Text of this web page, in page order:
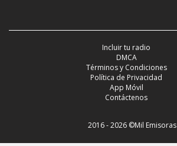
Incluir tu radio
DMCA
Términos y Condiciones
Política de Privacidad
App Móvil
Contáctenos
2016 - 2026 ©Mil Emisoras